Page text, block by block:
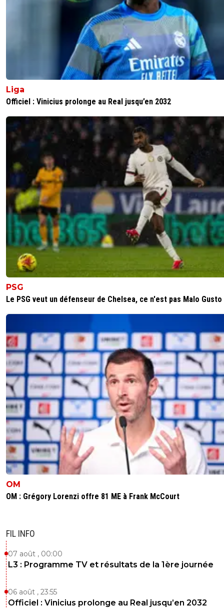
Liga
Officiel : Vinicius prolonge au Real jusqu’en 2032
PSG
Le PSG veut un défenseur de Chelsea, ce n'est pas Malo Gusto
OM
OM : Grégory Lorenzi offre 81 ME à Frank McCourt
FIL INFO
07 août , 00:00
L3 : Programme TV et résultats de la 1ère journée
06 août , 23:55
Officiel : Vinicius prolonge au Real jusqu’en 2032